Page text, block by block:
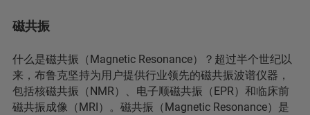
磁共振
什么是磁共振（Magnetic Resonance）？超过半个世纪以
来，布鲁克坚持为用户提供行业领先的磁共振波谱仪器，
包括核磁共振（NMR）、电子顺磁共振（EPR）和临床前
磁共振成像（MRI）。磁共振（Magnetic Resonance）是